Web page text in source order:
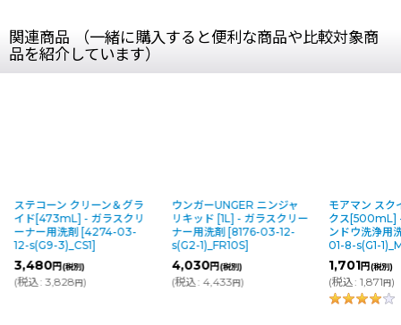
関連商品 （一緒に購入すると便利な商品や比較対象商
品を紹介しています）
ステコーン クリーン＆グラ
イド[473mL] - ガラスクリ
ーナー用洗剤 [4274-03-
12-s(G9-3)_CS1]
3,480円(税別)
(税込: 3,828円)
ウンガーUNGER ニンジャ
リキッド [1L] - ガラスクリー
ナー用洗剤 [8176-03-12-
s(G2-1)_FR10S]
4,030円(税別)
(税込: 4,433円)
モアマン スク
クス[500mL]
ンドウ洗浄用
01-8-s(G1-
1,701 円(税別)
(税込: 1,871円)